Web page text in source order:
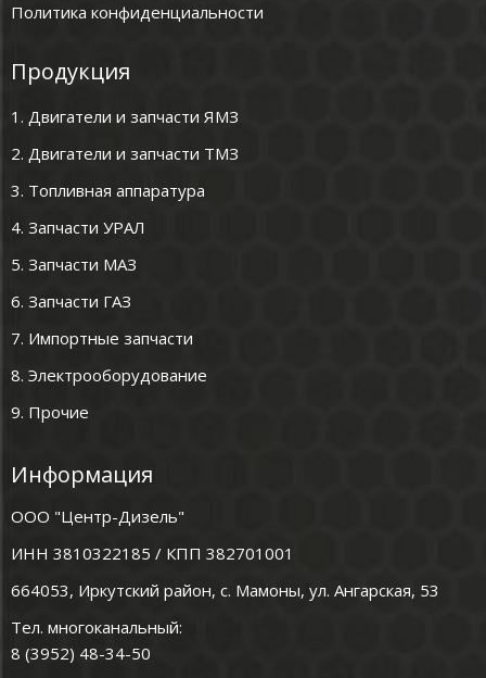
Политика конфиденциальности
Продукция
1. Двигатели и запчасти ЯМЗ
2. Двигатели и запчасти ТМЗ
3. Топливная аппаратура
4. Запчасти УРАЛ
5. Запчасти МАЗ
6. Запчасти ГАЗ
7. Импортные запчасти
8. Электрооборудование
9. Прочие
Информация
ООО "Центр-Дизель"
ИНН 3810322185 / КПП 382701001
664053, Иркутский район, с. Мамоны, ул. Ангарская, 53
Тел. многоканальный:
8 (3952) 48-34-50